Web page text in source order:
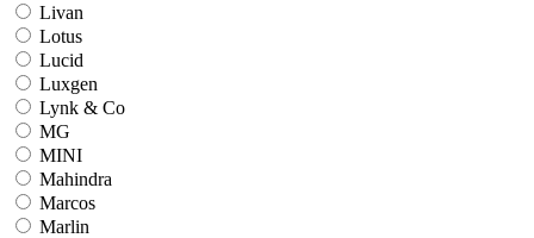
Livan
Lotus
Lucid
Luxgen
Lynk & Co
MG
MINI
Mahindra
Marcos
Marlin